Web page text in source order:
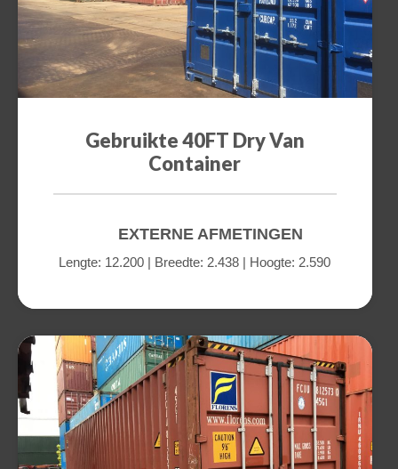
Gebruikte 40FT Dry Van
Container
EXTERNE AFMETINGEN
Lengte: 12.200 | Breedte: 2.438 | Hoogte: 2.590
a